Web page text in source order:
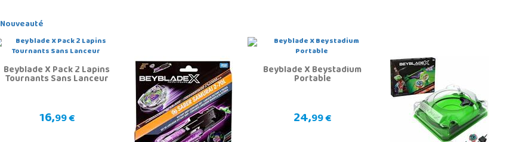
Nouveauté
Beyblade X Pack 2 Lapins
Tournants Sans Lanceur
16,99 €
Beyblade X Beystadium
Portable
24,99 €